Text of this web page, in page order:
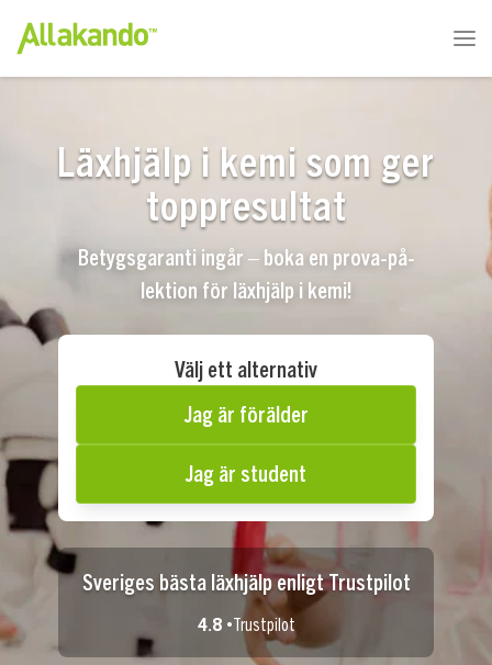
Läxhjälp i kemi som ger
toppresultat
Betygsgaranti ingår – boka en prova-på-
lektion för läxhjälp i kemi!
Välj ett alternativ
Jag är förälder
Jag är student
Sveriges bästa läxhjälp enligt Trustpilot
4.8 • Trustpilot